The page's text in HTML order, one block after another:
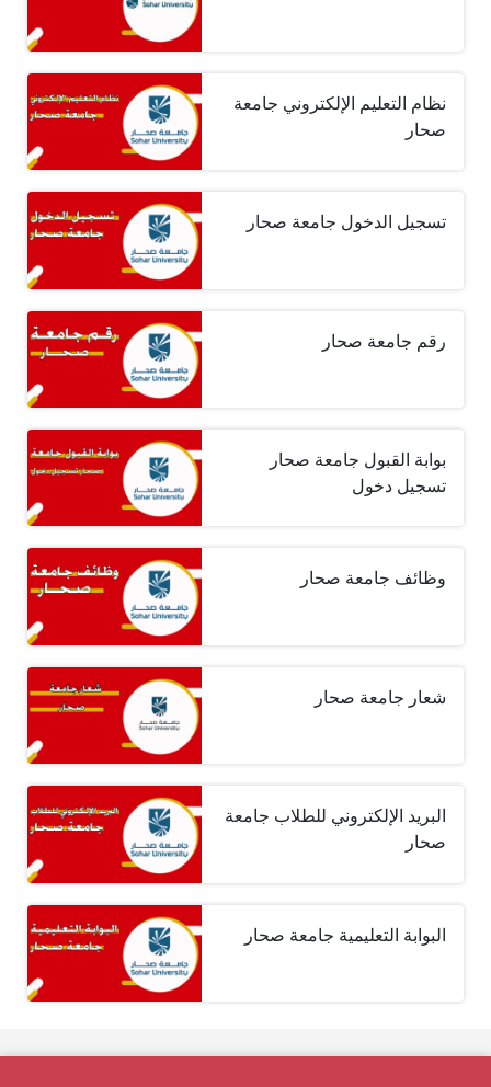
نظام التعليم الإلكتروني جامعة
صحار
تسجيل الدخول جامعة صحار
رقم جامعة صحار
بوابة القبول جامعة صحار
تسجيل دخول
وظائف جامعة صحار
شعار جامعة صحار
البريد الإلكتروني للطلاب جامعة
صحار
البوابة التعليمية جامعة صحار